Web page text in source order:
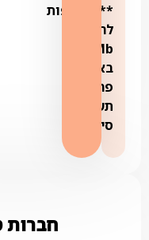
**הצטרפות
לחבילת
300Mb
באזורי
פריסת
תשתית
סיבים*
חברות